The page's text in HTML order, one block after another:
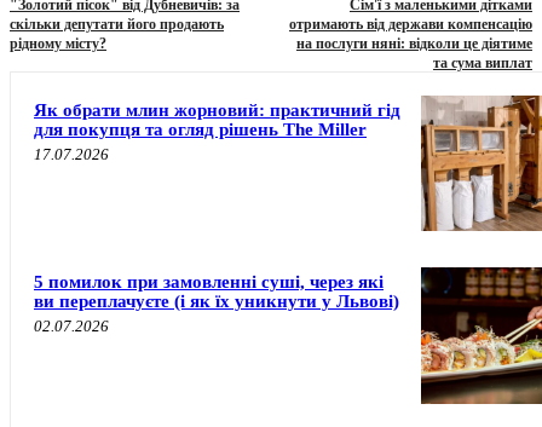
"Золотий пісок" від Дубневичів: за
скільки депутати його продають
рідному місту?
Сім'ї з маленькими дітками
отримають від держави компенсацію
на послуги няні: відколи це діятиме
та сума виплат
Як обрати млин жорновий: практичний гід
для покупця та огляд рішень The Miller
17.07.2026
5 помилок при замовленні суші, через які
ви переплачуєте (і як їх уникнути у Львові)
02.07.2026